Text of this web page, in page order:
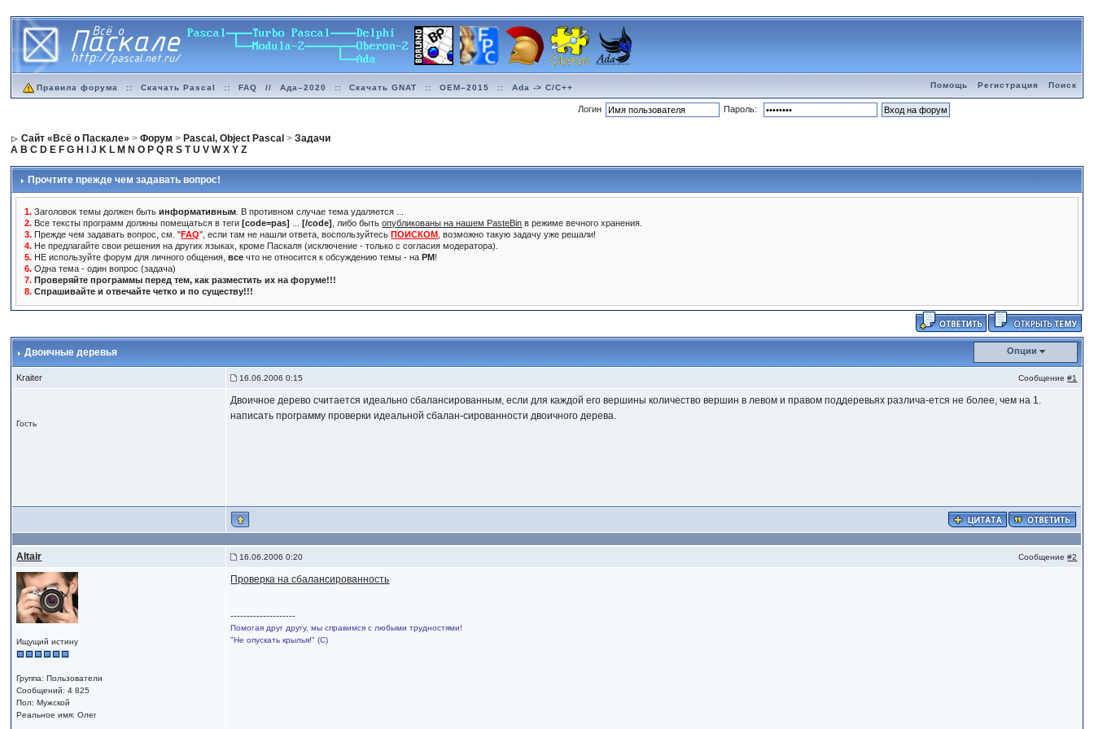
Правила форума :: Скачать Pascal :: FAQ // Ада–2020 :: Скачать GNAT :: OEM–2015 :: Ada -> C/C++ Помощь Регистрация Поиск
Логин Пароль:
Сайт «Всё о Паскале» >Форум > Pascal, Object Pascal >Задачи
A B C D E F G H J K L M N O P Q R S T U V W X Y Z
Прочтите прежде чем задавать вопрос!
1. Заголовок темы должен бытьинформативным . В противном случае тема удаляется ...
2. Все тексты программ должны помещаться в теги[code=pas] ...[/code] , либо бытьопубликованы на нашем PasteBin в режиме вечного хранения.
3. Прежде чем задавать вопрос, см. "FAQ", если там не нашли ответа, воспользуйтесьПОИСКОМ , возможно такую задачу уже решали!
4. Не предлагайте свои решения на других языках, кроме Паскаля (исключение - только с согласия модератора).
5. НЕ используйте форум для личного общения,все что не относится к обсуждению темы - наPM!
6. Одна тема - один вопрос (задача)
7. Проверяйте программы перед тем, как разместить их на форуме!!!
8. Спрашивайте и отвечайте четко и по существу!!!
Двоичные деревья Опции
Kraiter 16.06.2006 0:15 Сообщение#1
Гость
Двоичное дерево считается идеально сбалансированным, если для каждой его вершины количество вершин в левом и правом поддеревьях различа-ется не более, чем на 1.
написать программу проверки идеальной сбалан-сированности двоичного дерева.
Altair 16.06.2006 0:20 Сообщение#2
Ищущий истину
Группа: Пользователи
Сообщений: 4 825
Пол: Мужской
Реальное имя: Олег
Проверка на сбалансированность
--------------------
Помогая друг другу, мы справимся с любыми трудностями!
"Не опускать крылья!" (С)